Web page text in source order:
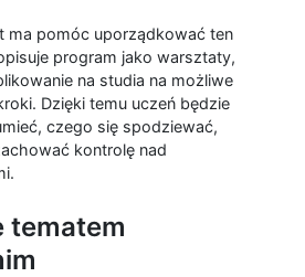
ma pomóc uporządkować ten
program jako warsztaty,
na studia na możliwe
Dzięki temu uczeń będzie
czego się spodziewać,
kontrolę nad
tematem